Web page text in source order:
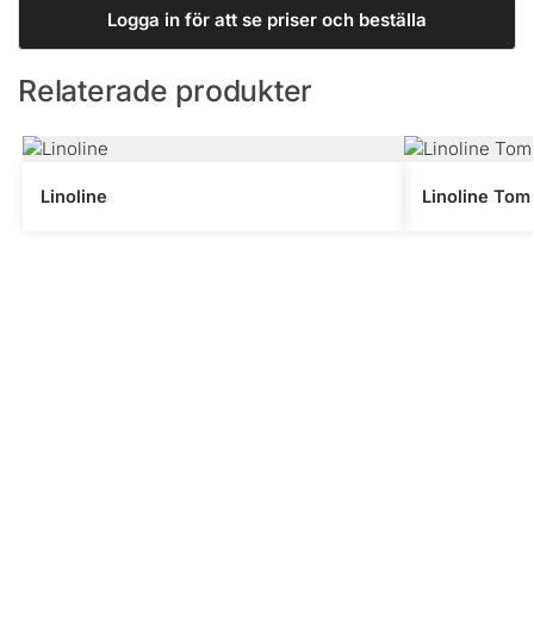
Logga in för att se priser och beställa
Relaterade produkter
Linoline Linoline